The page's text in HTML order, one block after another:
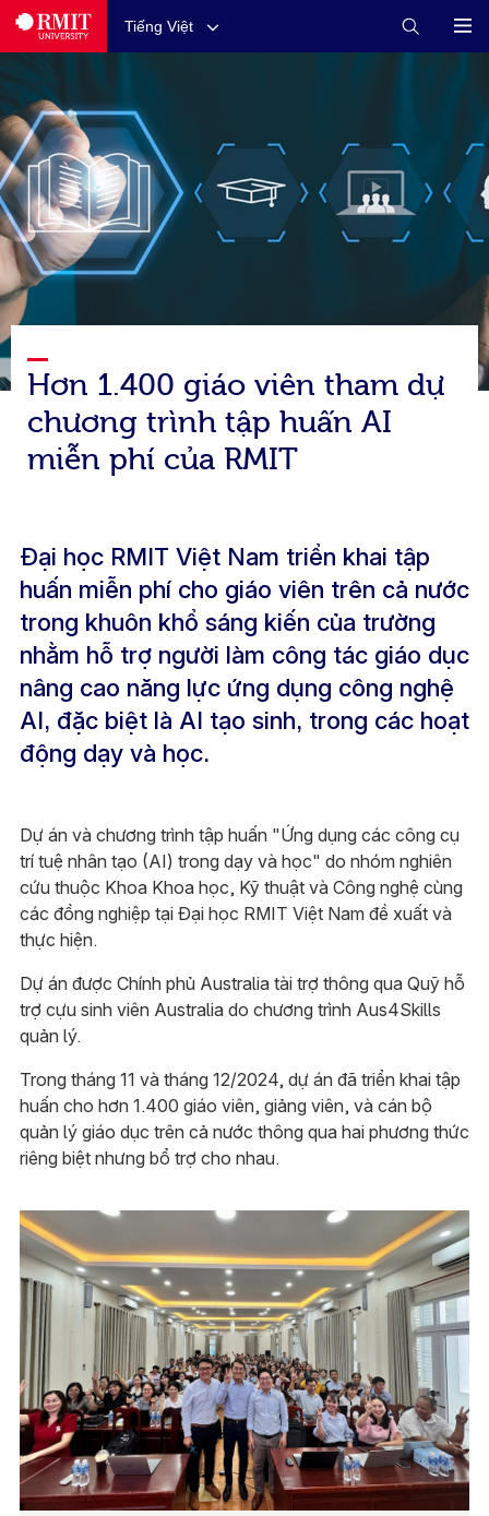
Tiếng Việt
Hơn 1.400 giáo viên tham dự
chương trình tập huấn AI
miễn phí của RMIT
Đại học RMIT Việt Nam triển khai tập
huấn miễn phí cho giáo viên trên cả nước
trong khuôn khổ sáng kiến ​​của trường
nhằm hỗ trợ người làm công tác giáo dục
nâng cao năng lực ứng dụng công nghệ
AI, đặc biệt là AI tạo sinh, trong các hoạt
động dạy và học.
Dự án và chương trình tập huấn "Ứng dụng các công cụ
trí tuệ nhân tạo (AI) trong dạy và học" do nhóm nghiên
cứu thuộc Khoa Khoa học, Kỹ thuật và Công nghệ cùng
các đồng nghiệp tại Đại học RMIT Việt Nam đề xuất và
thực hiện.
Dự án được Chính phủ Australia tài trợ thông qua Quỹ hỗ
trợ cựu sinh viên Australia do chương trình Aus4Skills
quản lý.
Trong tháng 11 và tháng 12/2024, dự án đã triển khai tập
huấn cho hơn 1.400 giáo viên, giảng viên, và cán bộ
quản lý giáo dục trên cả nước thông qua hai phương thức
riêng biệt nhưng bổ trợ cho nhau.